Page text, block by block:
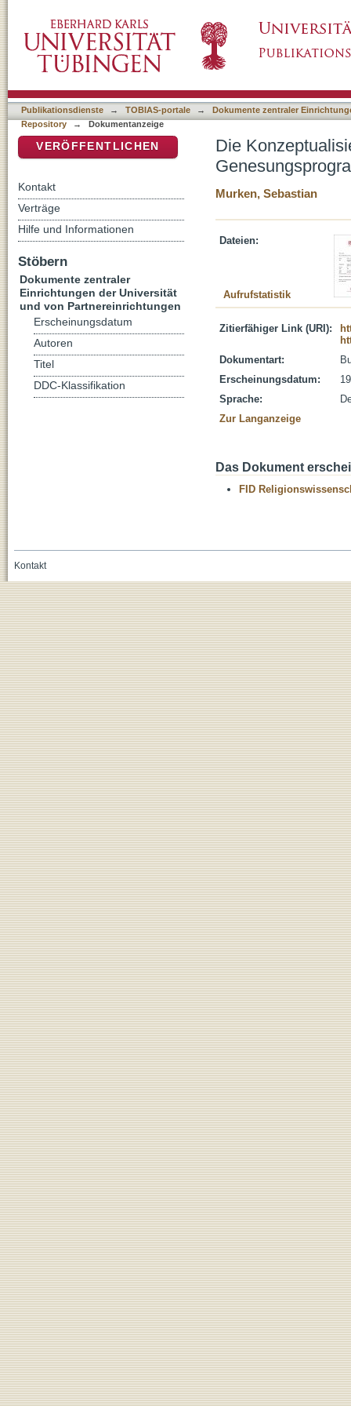
Anonymen Alkoholiker (AA)
Publikationsdienste → TOBIAS-portale →
Dokumente zentraler
Repository
→ Dokumentanzeige
Die
Murken, Sebastian
Dateien:
Aufrufstatistik
Zitierfähiger Link (URI):
Dokumentart:
Erscheinungsdatum:
Sprache:
Zur Langanzeige
Das Dokument
FID
VERÖFFENTLICHEN
Kontakt
Verträge
Hilfe und Informationen
Stöbern
Dokumente zentraler
Einrichtungen der Universität
und von Partnereinrichtungen
Erscheinungsdatum
Autoren
Titel
DDC-Klassifikation
Kontakt